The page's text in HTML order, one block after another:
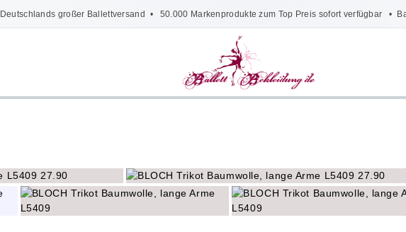
Deutschlands großer Ballettversand • 50.000 Markenprodukte zum Top Preis sofort verfügbar •